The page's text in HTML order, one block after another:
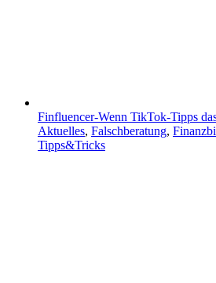
Finfluencer-Wenn TikTok-Tipps
Aktuelles, Falschberatung,
Tipps&Tricks